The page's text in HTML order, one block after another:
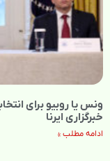
خبرگزاری ایرنا
ادامه مطلب »